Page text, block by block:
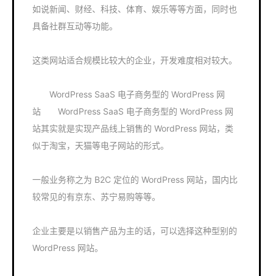
如说新闻、财经、科技、体育、娱乐等等方面，同时也
具备社群互动等功能。
这类网站适合规模比较大的企业，开发难度相对较大。
WordPress SaaS 电子商务型的 WordPress 网
站 WordPress SaaS 电子商务型的 WordPress 网
站其实就是实现产品线上销售的 WordPress 网站，类
似于淘宝，天猫等电子网站的形式。
一般业务称之为 B2C 定位的 WordPress 网站，国内比
较常见的有京东、苏宁易购等等。
企业主要是以销售产品为主的话，可以选择这种型别的
WordPress 网站。